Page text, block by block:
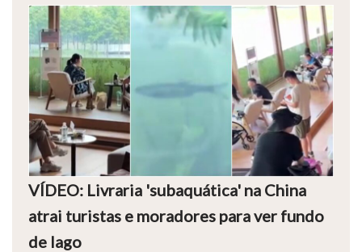
VÍDEO: Livraria 'subaquática' na China
atrai turistas e moradores para ver fundo
de lago